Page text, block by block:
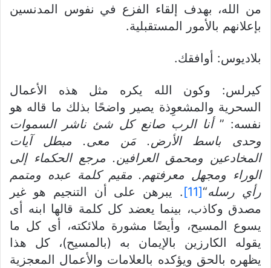
من الله، بهدف إلقاء الفزع في نفوس المدنسين
بإعلانهم بالأمور المستقبلية.
بلاديوس: أوافقك.
كيرلس: وكون الله يكره مثل هذه الأعمال
السحرية والمشعوِذة يصير واضحًا بذلك ما قاله هو
نفسه: ”أنا الرب صانع كل شئ ناشر السموات
وحدى باسط الأرض. مَن معى. مبطل آيات
المخادعين ومحمق العرافين. مرجع الحكماء إلى
الوراء ومجهل معرفتهم. مقيم كلمة عبده ومتمم
رأي رسله“
[11]
. يبرهن على أن التنجيم هو غير
مصدق وكاذب، بينما يعضد كل كلمة قالها ابنه أى
يسوع المسيح، وأيضًا مشورة ملائكته، أى كل ما
يقوله الكارزين بالإيمان به (بالمسيح)، كل هذا
يظهره بالحق ويؤكده بالعلامات والأعمال المعجزية